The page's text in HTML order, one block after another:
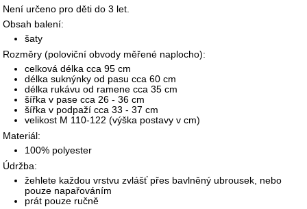
Není určeno pro děti do 3 let.
Obsah balení:
šaty
Rozměry (poloviční obvody měřené naplocho):
celková délka cca 95 cm
délka suknýnky od pasu cca 60 cm
délka rukávu od ramene cca 35 cm
šířka v pase cca 26 - 36 cm
šířka v podpaží cca 33 - 37 cm
velikost M 110-122 (výška postavy v cm)
Materiál:
100% polyester
Údržba:
žehlete každou vrstvu zvlášť přes bavlněný ubrousek, nebo
pouze napařováním
prát pouze ručně